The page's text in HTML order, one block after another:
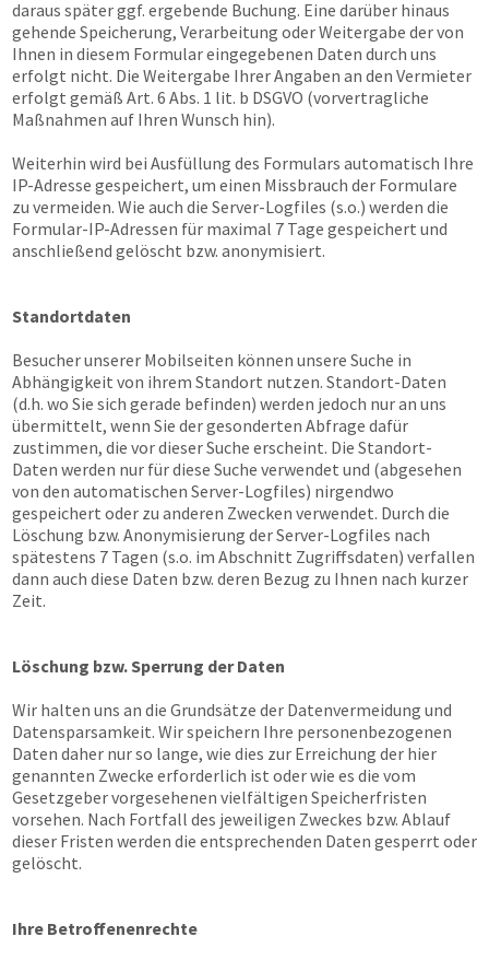
daraus später ggf. ergebende Buchung. Eine darüber hinaus
gehende Speicherung, Verarbeitung oder Weitergabe der von
Ihnen in diesem Formular eingegebenen Daten durch uns
erfolgt nicht. Die Weitergabe Ihrer Angaben an den Vermieter
erfolgt gemäß Art. 6 Abs. 1 lit. b DSGVO (vorvertragliche
Maßnahmen auf Ihren Wunsch hin).
Weiterhin wird bei Ausfüllung des Formulars automatisch Ihre
IP-Adresse gespeichert, um einen Missbrauch der Formulare
zu vermeiden. Wie auch die Server-Logfiles (s.o.) werden die
Formular-IP-Adressen für maximal 7 Tage gespeichert und
anschließend gelöscht bzw. anonymisiert.
Standortdaten
Besucher unserer Mobilseiten können unsere Suche in
Abhängigkeit von ihrem Standort nutzen. Standort-Daten
(d.h. wo Sie sich gerade befinden) werden jedoch nur an uns
übermittelt, wenn Sie der gesonderten Abfrage dafür
zustimmen, die vor dieser Suche erscheint. Die Standort-
Daten werden nur für diese Suche verwendet und (abgesehen
von den automatischen Server-Logfiles) nirgendwo
gespeichert oder zu anderen Zwecken verwendet. Durch die
Löschung bzw. Anonymisierung der Server-Logfiles nach
spätestens 7 Tagen (s.o. im Abschnitt Zugriffsdaten) verfallen
dann auch diese Daten bzw. deren Bezug zu Ihnen nach kurzer
Zeit.
Löschung bzw. Sperrung der Daten
Wir halten uns an die Grundsätze der Datenvermeidung und
Datensparsamkeit. Wir speichern Ihre personenbezogenen
Daten daher nur so lange, wie dies zur Erreichung der hier
genannten Zwecke erforderlich ist oder wie es die vom
Gesetzgeber vorgesehenen vielfältigen Speicherfristen
vorsehen. Nach Fortfall des jeweiligen Zweckes bzw. Ablauf
dieser Fristen werden die entsprechenden Daten gesperrt oder
gelöscht.
Ihre Betroffenenrechte